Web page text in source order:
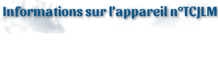
Informations sur l'appareil n°TCJLM